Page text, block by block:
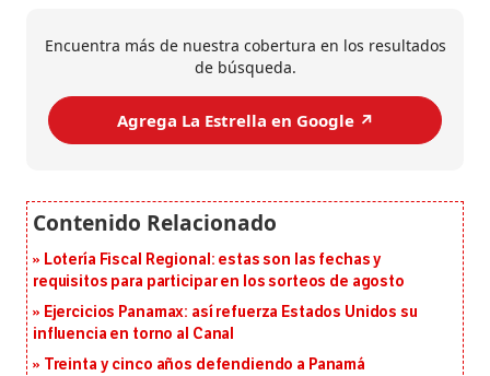
Encuentra más de nuestra cobertura en los resultados
de búsqueda.
Agrega La Estrella en Google ↗️
Lotería Fiscal Regional: estas son las fechas y
requisitos para participar en los sorteos de agosto
Ejercicios Panamax: así refuerza Estados Unidos su
influencia en torno al Canal
Treinta y cinco años defendiendo a Panamá